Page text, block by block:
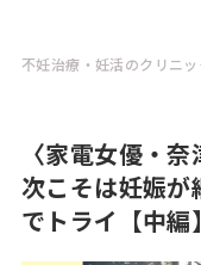
不妊治療・妊活のクリニ
〈家電女優・
次こそは妊娠
でトライ【中編】